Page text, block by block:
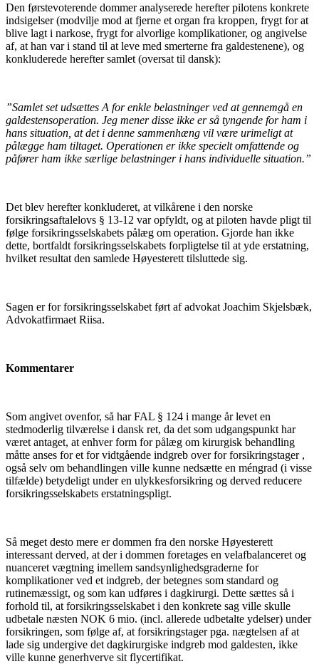
Den førstevoterende dommer analyserede herefter pilotens konkrete
indsigelser (modvilje mod at fjerne et organ fra kroppen, frygt for at
blive lagt i narkose, frygt for alvorlige komplikationer, og angivelse
af, at han var i stand til at leve med smerterne fra galdestenene), og
konkluderede herefter samlet (oversat til dansk):
”Samlet set udsættes A for enkle belastninger ved at gennemgå en
galdestensoperation. Jeg mener disse ikke er så tyngende for ham i
hans situation, at det i denne sammenhæng vil være urimeligt at
pålægge ham tiltaget. Operationen er ikke specielt omfattende og
påfører ham ikke særlige belastninger i hans individuelle situation.”
Det blev herefter konkluderet, at vilkårene i den norske
forsikringsaftalelovs § 13-12 var opfyldt, og at piloten havde pligt til
følge forsikringsselskabets pålæg om operation. Gjorde han ikke
dette, bortfaldt forsikringsselskabets forpligtelse til at yde erstatning,
hvilket resultat den samlede Høyesterett tilsluttede sig.
Sagen er for forsikringsselskabet ført af advokat Joachim Skjelsbæk,
Advokatfirmaet Riisa.
Kommentarer
Som angivet ovenfor, så har FAL § 124 i mange år levet en
stedmoderlig tilværelse i dansk ret, da det som udgangspunkt har
været antaget, at enhver form for pålæg om kirurgisk behandling
måtte anses for et for vidtgående indgreb over for forsikringstager ,
også selv om behandlingen ville kunne nedsætte en méngrad (i visse
tilfælde) betydeligt under en ulykkesforsikring og derved reducere
forsikringsselskabets erstatningspligt.
Så meget desto mere er dommen fra den norske Høyesterett
interessant derved, at der i dommen foretages en velafbalanceret og
nuanceret vægtning imellem sandsynlighedsgraderne for
komplikationer ved et indgreb, der betegnes som standard og
rutinemæssigt, og som kan udføres i dagkirurgi. Dette sættes så i
forhold til, at forsikringsselskabet i den konkrete sag ville skulle
udbetale næsten NOK 6 mio. (incl. allerede udbetalte ydelser) under
forsikringen, som følge af, at forsikringstager pga. nægtelsen af at
lade sig undergive det dagkirurgiske indgreb mod galdesten, ikke
ville kunne generhverve sit flycertifikat.